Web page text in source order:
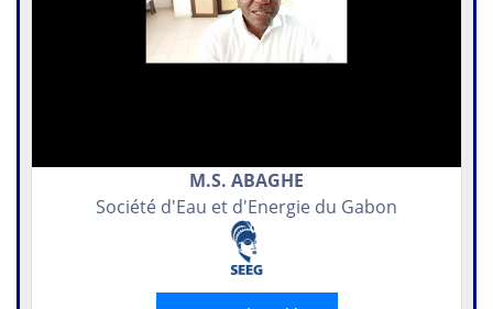
M.S. ABAGHE
Société d'Eau et d'Energie du Gabon